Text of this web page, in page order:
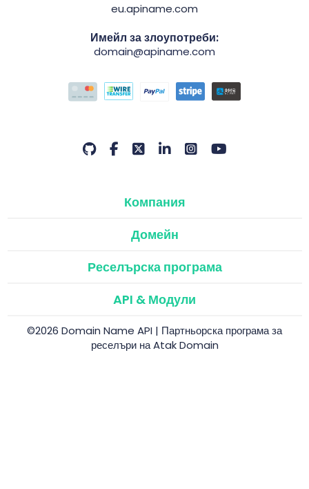
eu.apiname.com
Имейл за злоупотреби:
domain@apiname.com
Компания
Домейн
Реселърска програма
API & Модули
©2026 Domain Name API | Партньорска програма за
реселъри на Atak Domain